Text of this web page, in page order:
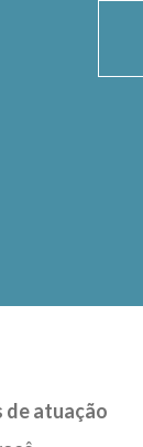
de atuação